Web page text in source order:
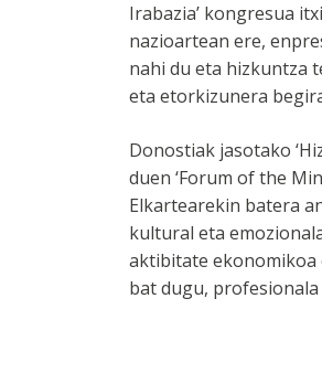
Irabazia’ kongresua
nazioartean ere,
nahi du eta hizkuntza
eta etorkizunera
Donostiak jasotako
duen ‘Forum of the
Elkartearekin batera
kultural eta
aktibitate ekonomikoa
bat dugu,